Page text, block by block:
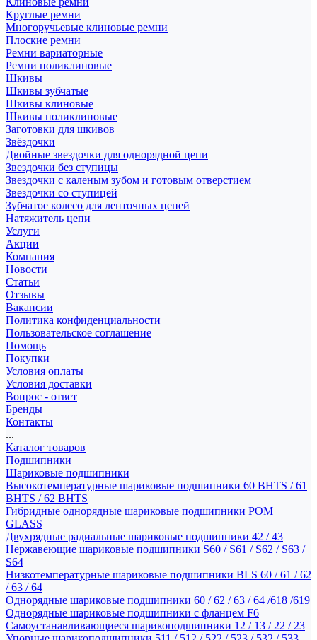
Круглые ремни
Многоручьевые клиновые ремни
Плоские ремни
Ремни вариаторные
Ремни поликлиновые
Шкивы
Шкивы зубчатые
Шкивы клиновые
Шкивы поликлиновые
Заготовки для шкивов
Звёздочки
Двойные звездочки для однорядной цепи
Звездочки без ступицы
Звездочки с каленым зубом и готовым отверстием
Звездочки со ступицей
Зубчатое колесо для ленточных цепей
Натяжитель цепи
Услуги
Акции
Компания
Новости
Статьи
Отзывы
Вакансии
Политика конфиденциальности
Пользовательское соглашение
Помощь
Покупки
Условия оплаты
Условия доставки
Вопрос - ответ
Бренды
Контакты
...
Каталог товаров
Подшипники
Шариковые подшипники
Высокотемпературные шариковые подшипники 60 BHTS / 61
BHTS / 62 BHTS
Гибридные однорядные шариковые подшипники POM
GLASS
Двухрядные радиальные шариковые подшипники 42 / 43
Нержавеющие шариковые подшипники S60 / S61 / S62 / S63 /
S64
Низкотемпературные шариковые подшипники BLS 60 / 61 / 62
/ 63 / 64
Однорядные шариковые подшипники 60 / 62 / 63 / 64 /618 /619
Однорядные шариковые подшипники с фланцем F6
Самоустанавливающиеся шарикоподшипники 12 / 13 / 22 / 23